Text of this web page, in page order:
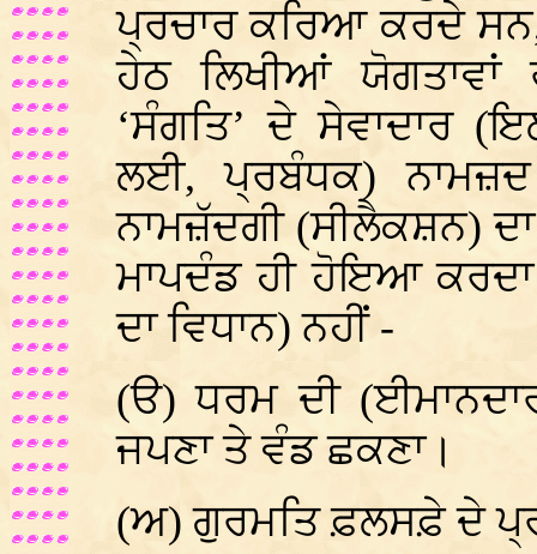
ਪ੍ਰਚਾਰ ਕਰਿਆ ਕਰਦੇ
ਹੇਠ ਲਿਖੀਆਂ ਯੋਗਤਾਵਾਂ
‘ਸੰਗਤਿ’ ਦੇ ਸੇਵਾਦਾਰ
ਲਈ, ਪ੍ਰਬੰਧਕ)
ਨਾਮਜ਼ੱਦਗੀ (ਸੀਲੈਕਸ਼ਨ)
ਮਾਪਦੰਡ ਹੀ ਹੋਇਆ ਕਰਦਾ
ਦਾ ਵਿਧਾਨ) ਨਹੀਂ -
(ੳ) ਧਰਮ ਦੀ
ਜਪਣਾ ਤੇ ਵੰਡ ਛਕਣਾ।
(ਅ) ਗੁਰਮਤਿ ਫ਼ਲਸਫ਼ੇ ਦੇ